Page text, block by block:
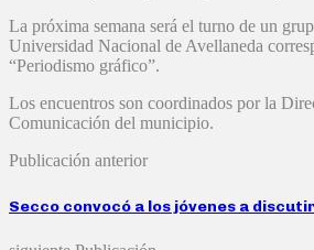
La próxima semana será el turno de un
Universidad Nacional de Avellaneda
“Periodismo gráfico”.
Los encuentros son coordinados por la
Comunicación del municipio.
Publicación anterior
Secco convocó a los jóvenes a